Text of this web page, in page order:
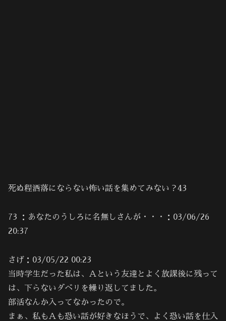
死ぬ程洒落にならない怖い話を集めてみない？43
73 ：あなたのうしろに名無しさんが・・・：03/06/26
20:37
さげ：03/05/22 00:23
当時学生だった私は、Ａという友達とよく放課後に残って
は、下らないダベリを繰り返してました。
部活なんか入ってなかったので。
まぁ、私もＡも恐い話が好きなほうで、よく恐い話を仕入